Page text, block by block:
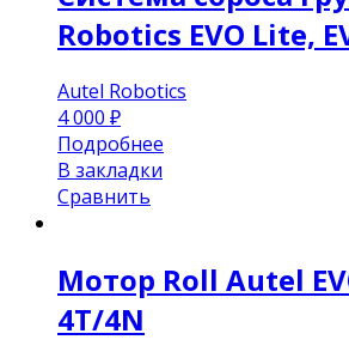
Robotics EVO Lite,
Autel Robotics
4 000 ₽
Подробнее
В закладки
Сравнить
Мотор Roll Autel
4T/4N